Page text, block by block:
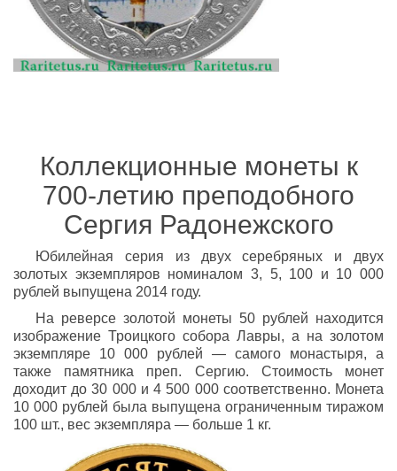
Коллекционные монеты к
700-летию преподобного
Сергия Радонежского
Юбилейная серия из двух серебряных и двух
золотых экземпляров номиналом 3, 5, 100 и 10 000
рублей выпущена 2014 году.
На реверсе золотой монеты 50 рублей находится
изображение Троицкого собора Лавры, а на золотом
экземпляре 10 000 рублей — самого монастыря, а
также памятника преп. Сергию. Стоимость монет
доходит до 30 000 и 4 500 000 соответственно. Монета
10 000 рублей была выпущена ограниченным тиражом
100 шт., вес экземпляра — больше 1 кг.